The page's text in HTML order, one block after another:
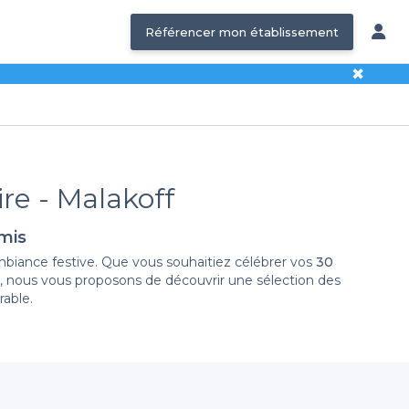
Référencer mon établissement
✖
- Malakoff
festive. Que vous souhaitiez célébrer vos 30
vous proposons de découvrir une sélection des
de votre processus de réservation. Nous vous
à la recherche d'un bar à cocktails tendance,